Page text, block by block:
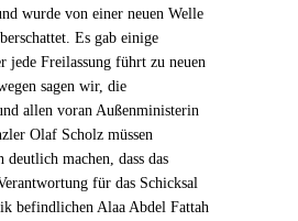
wurde von einer neuen Welle
Es gab einige
jede Freilassung führt zu neuen
sagen wir, die
allen voran Außenministerin
Olaf Scholz müssen
deutlich machen, dass das
für das Schicksal
befindlichen Alaa Abdel Fattah